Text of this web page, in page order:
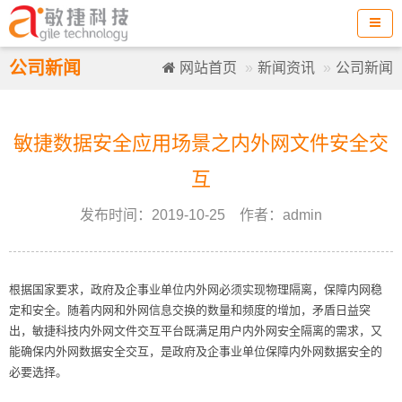
公司新闻 网站首页 新闻资讯 公司新闻
敏捷数据安全应用场景之内外网文件安全交
互
发布时间：2019-10-25 作者：admin
根据国家要求，政府及企事业单位内外网必须实现物理隔离，保障内网稳
定和安全。随着内网和外网信息交换的数量和频度的增加，矛盾日益突
出，敏捷科技内外网文件交互平台既满足用户内外网安全隔离的需求，又
能确保内外网数据安全交互，是政府及企事业单位保障内外网数据安全的
必要选择。